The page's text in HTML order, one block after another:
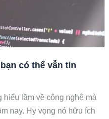
có thể vẫn tin
lầm về công nghệ mà
nay. Hy vọng nó hữu ích